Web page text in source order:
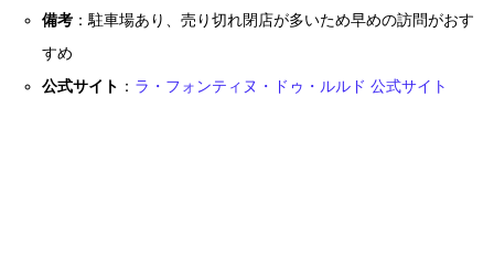
備考 ：駐車場あり、売り切れ閉店が多いため早めの訪問がおす
すめ
公式サイト ： ラ・フォンティヌ・ドゥ・ルルド 公式サイト